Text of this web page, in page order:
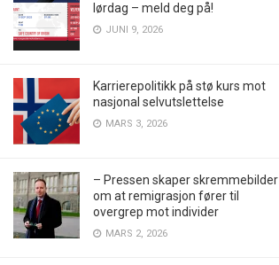
lørdag – meld deg på!
JUNI 9, 2026
Karrierepolitikk på stø kurs mot
nasjonal selvutslettelse
MARS 3, 2026
– Pressen skaper skremmebilder
om at remigrasjon fører til
overgrep mot individer
MARS 2, 2026